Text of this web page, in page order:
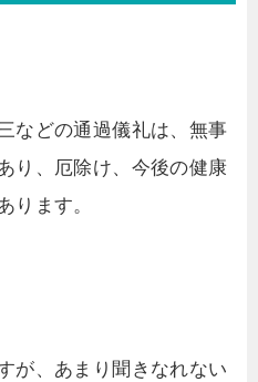
などの通過儀礼は、無事
り、厄除け、今後の健康
ります。
が、あまり聞きなれない